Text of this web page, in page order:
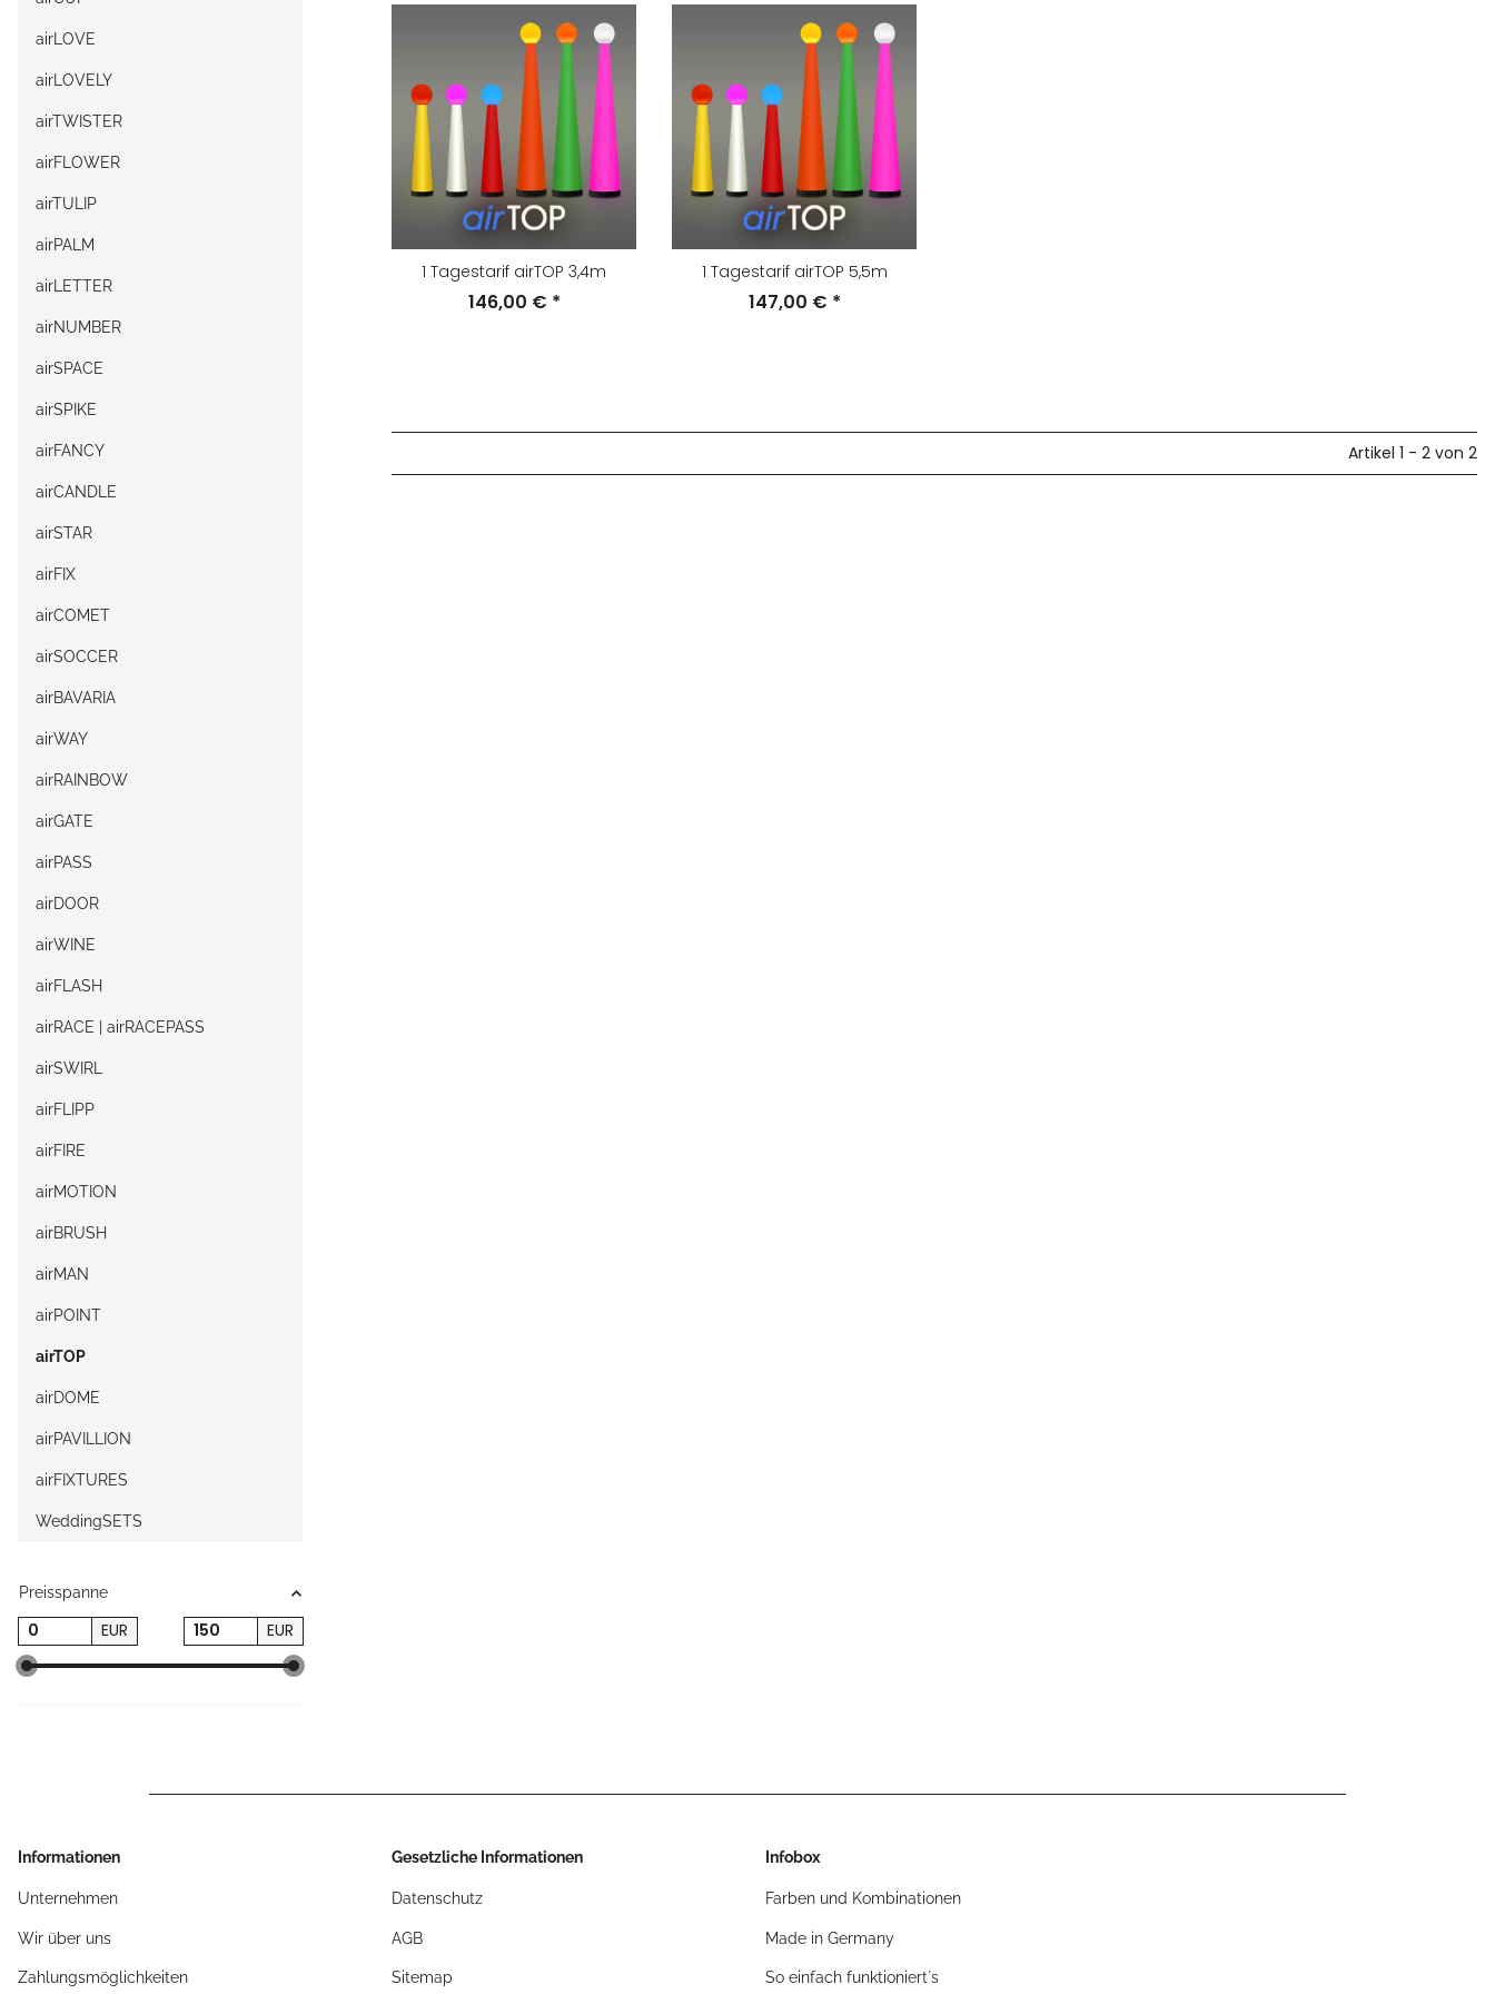
1 Tagestarif airTOP 3,4m
146,00 € *
1 Tagestarif airTOP 5,5m
147,00 € *
Artikel 1 - 2 von 2
airLOVE
airLOVELY
airTWISTER
airFLOWER
airTULIP
airPALM
airLETTER
airNUMBER
airSPACE
airSPIKE
airFANCY
airCANDLE
airSTAR
airFIX
airCOMET
airSOCCER
airBAVARIA
airWAY
airRAINBOW
airGATE
airPASS
airDOOR
airWINE
airFLASH
airRACE | airRACEPASS
airSWIRL
airFLIPP
airFIRE
airMOTION
airBRUSH
airMAN
airPOINT
airTOP
airDOME
airPAVILLION
airFIXTURES
WeddingSETS
Preisspanne
EUR EUR
Informationen
Unternehmen
Wir über uns
Zahlungsmöglichkeiten
Gesetzliche Informationen
Datenschutz
AGB
Sitemap
Infobox
Farben und Kombinationen
Made in Germany
So einfach funktioniert´s